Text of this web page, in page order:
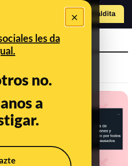
×
les da
no.
a
Hazte Maldita